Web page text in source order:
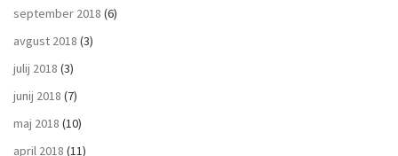
september 2018 (6)
avgust 2018 (3)
julij 2018 (3)
junij 2018 (7)
maj 2018 (10)
april 2018 (11)